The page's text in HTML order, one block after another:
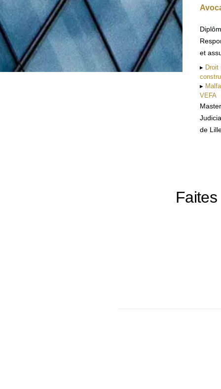
et
▸ Droit
▸
VEFA
de